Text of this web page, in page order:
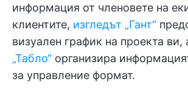
информация от членовете на
клиентите, изгледът „Гант“
визуален график на проекта ви,
„Табло“ организира
за управление формат.